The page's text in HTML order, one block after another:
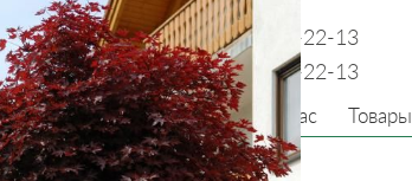
(044) 233-22-13
(097) 233-22-13
(093) 233-22-13
(099) 233-22-13
Главная О нас Товары
деревья